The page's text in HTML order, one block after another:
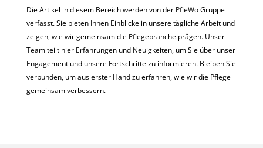
Die Artikel in diesem Bereich werden von der PfleWo Gruppe
verfasst. Sie bieten Ihnen Einblicke in unsere tägliche Arbeit und
zeigen, wie wir gemeinsam die Pflegebranche prägen. Unser
Team teilt hier Erfahrungen und Neuigkeiten, um Sie über unser
Engagement und unsere Fortschritte zu informieren. Bleiben Sie
verbunden, um aus erster Hand zu erfahren, wie wir die Pflege
gemeinsam verbessern.